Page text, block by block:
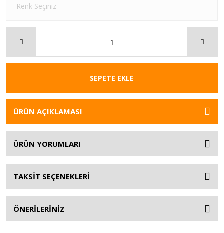
SEPETE EKLE
ÜRÜN AÇIKLAMASI
ÜRÜN YORUMLARI
TAKSİT SEÇENEKLERİ
ÖNERİLERİNİZ